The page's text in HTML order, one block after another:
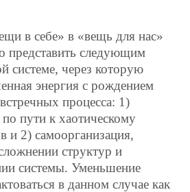
в себе» в «вещь для нас»
представить следующим
системе, через которую
энергия с рождением
процесса: 1)
пути к хаотическому
и 2) самоорганизация,
структур и
системы. Уменьшение
в данном случае как